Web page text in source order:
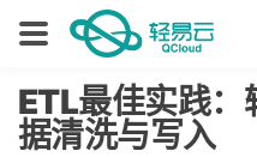
ETL最佳实践：
据清洗与写入